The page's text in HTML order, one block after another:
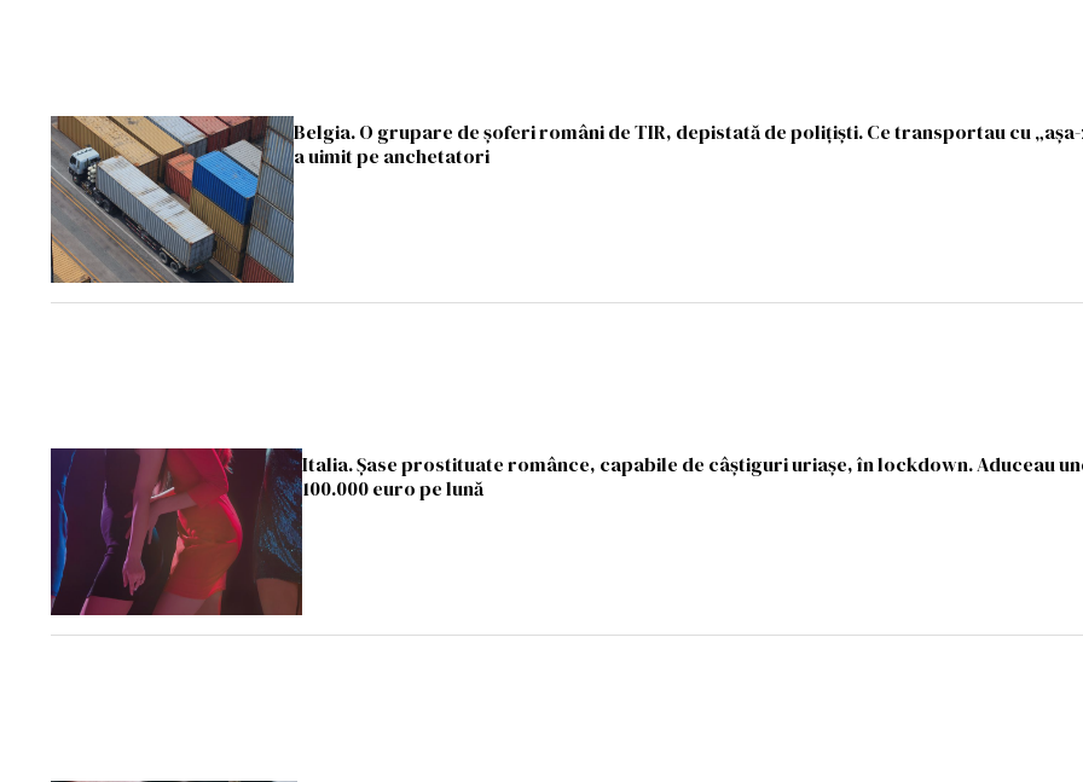
Belgia. O grupare de șoferi români de TIR, depistată de polițiști. Ce transportau cu
a uimit pe anchetatori
Italia. Șase prostituate românce, capabile de câștiguri uriașe, în lockdown. Aduceau
100.000 euro pe lună